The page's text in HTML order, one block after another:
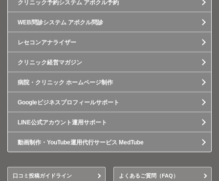
クリニック予約システム アポクル予約
WEB問診システム アポクル問診
レセコンアナライザー
クリニック経営マガジン
病院・クリニック ホームページ制作
Googleビジネスプロフィールサポート
LINE公式アカウント運用サポート
動画制作・YouTube運用代行サービス MedTube
口コミ投稿ガイドライン よくあるご質問（FAQ）